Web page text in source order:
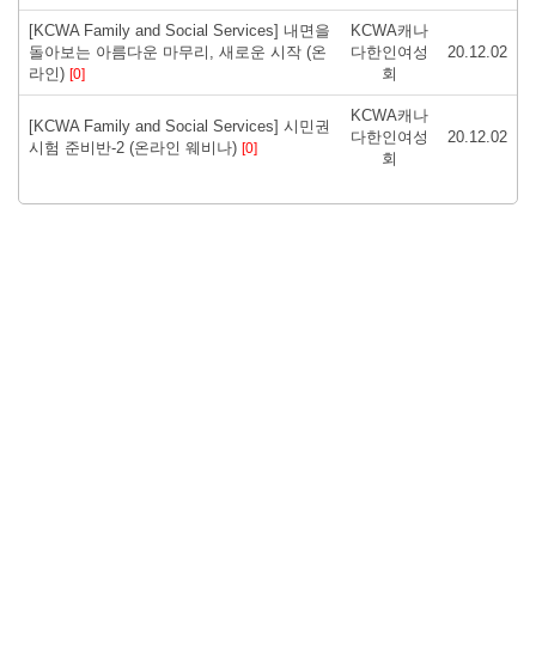
[KCWA Family and Social Services] 내면을
돌아보는 아름다운 마무리, 새로운 시작 (온
라인) [0]
KCWA캐나
다한인여성
회
20.12.02
[KCWA Family and Social Services] 시민권
시험 준비반-2 (온라인 웨비나) [0]
KCWA캐나
다한인여성
회
20.12.02